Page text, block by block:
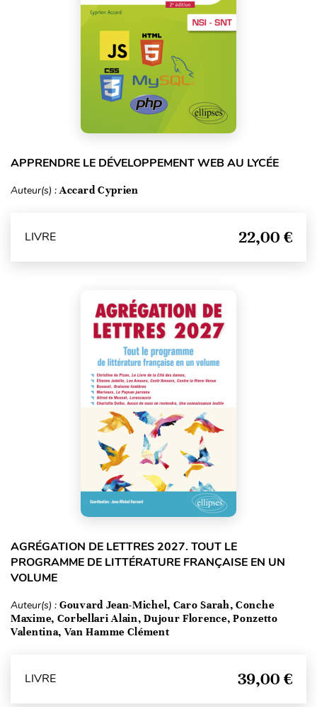
APPRENDRE LE DÉVELOPPEMENT WEB AU LYCÉE
Auteur(s) :Accard Cyprien
LIVRE 22,00 €
AGRÉGATION DE LETTRES 2027. TOUT LE
PROGRAMME DE LITTÉRATURE FRANÇAISE EN UN
VOLUME
Auteur(s) : Gouvard Jean-Michel, Caro Sarah, Conche
Maxime, Corbellari Alain, Dujour Florence, Ponzetto
Valentina, Van Hamme Clément
LIVRE 39,00 €